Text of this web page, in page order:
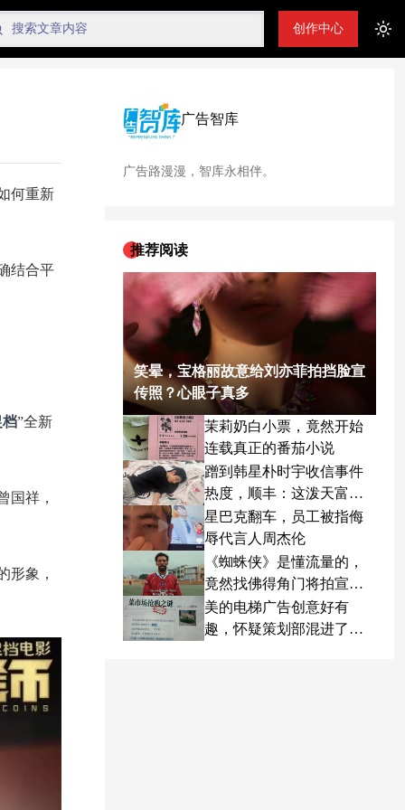
创作中心
何重新
结合平
档”全新
国祥，
形象，
广告智库
广告路漫漫，智库永相伴。
推荐阅读
笑晕，宝格丽故意给刘亦菲拍挡脸宣
传照？心眼子真多
茉莉奶白小票，竟然开始
连载真正的番茄小说
蹭到韩星朴时宇收信事件
热度，顺丰：这泼天富贵
终于轮到我了
星巴克翻车，员工被指侮
辱代言人周杰伦
《蜘蛛侠》是懂流量的，
竟然找佛得角门将拍宣传
片
美的电梯广告创意好有
趣，怀疑策划部混进了天